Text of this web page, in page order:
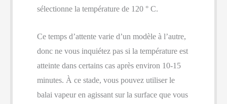
sélectionne la température de 120 ° C.
Ce temps d’attente varie d’un modèle à l’autre,
donc ne vous inquiétez pas si la température est
atteinte dans certains cas après environ 10-15
minutes. À ce stade, vous pouvez utiliser le
balai vapeur en agissant sur la surface que vous